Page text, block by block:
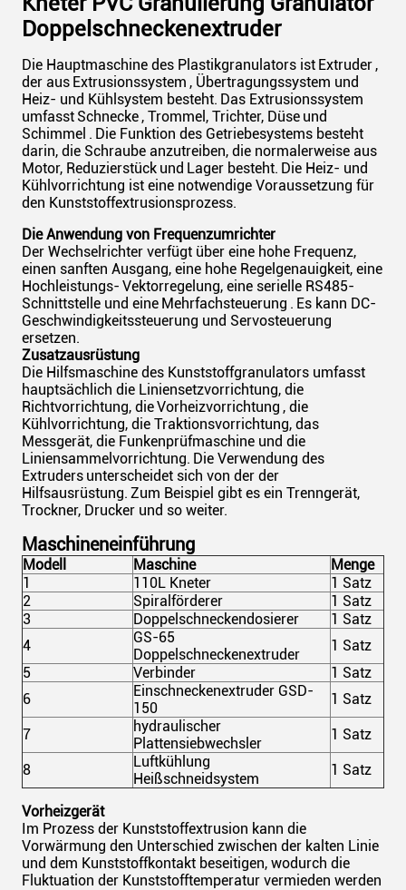
Doppelschneckenextruder
Die Hauptmaschine des Plastikgranulators ist Extruder,
der aus Extrusionssystem , Übertragungssystem und
Heiz- und Kühlsystem besteht. Das Extrusionssystem
umfasst Schnecke, Trommel, Trichter, Düse und
Schimmel . Die Funktion des Getriebesystems besteht
darin, die Schraube anzutreiben, die normalerweise aus
Motor, Reduzierstück und Lager besteht. Die Heiz- und
Kühlvorrichtung ist eine notwendige Voraussetzung für
den Kunststoffextrusionsprozess.
Die Anwendung von Frequenzumrichter
Der Wechselrichter verfügt über eine hohe Frequenz,
einen sanften Ausgang, eine hohe Regelgenauigkeit, eine
Hochleistungs- Vektorregelung, eine serielle RS485-
Schnittstelle und eine Mehrfachsteuerung . Es kann DC-
Geschwindigkeitssteuerung und Servosteuerung
ersetzen.
Zusatzausrüstung
Die Hilfsmaschine des Kunststoffgranulators umfasst
hauptsächlich die Liniensetzvorrichtung, die
Richtvorrichtung, dieVorheizvorrichtung , die
Kühlvorrichtung, die Traktionsvorrichtung, das
Messgerät, die Funkenprüfmaschine und die
Liniensammelvorrichtung. Die Verwendung des
Extruders unterscheidet sich von der der
Hilfsausrüstung. Zum Beispiel gibt es ein Trenngerät,
Trockner, Drucker und so weiter.
Maschineneinführung
Modell Maschine
Menge
1
110L Kneter
1 Satz
2
Spiralförderer
1 Satz
3
Doppelschneckendosierer
1 Satz
4
GS-65
Doppelschneckenextruder
1 Satz
5
Verbinder
1 Satz
6
Einschneckenextruder GSD-
150
1 Satz
7
hydraulischer
Plattensiebwechsler
1 Satz
8
Luftkühlung
Heißschneidsystem
1 Satz
Vorheizgerät
Im Prozess der Kunststoffextrusion kann die
Vorwärmung den Unterschied zwischen der kalten Linie
und dem Kunststoffkontakt beseitigen, wodurch die
Fluktuation der Kunststofftemperatur vermieden werden